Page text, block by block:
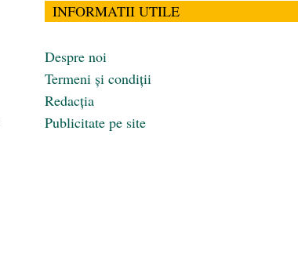
INFORMATII UTILE
Despre noi
Termeni și condiții
Redacția
Publicitate pe site